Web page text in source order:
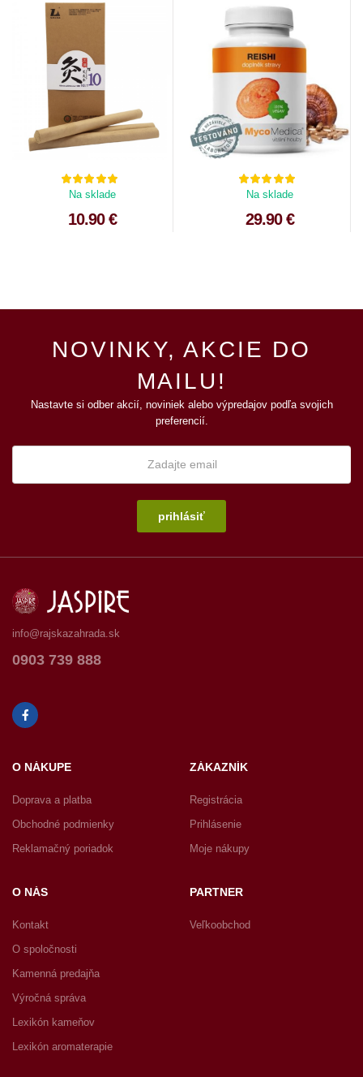
Na sklade
10.90 €
Na sklade
29.90 €
NOVINKY, AKCIE DO
MAILU!
Nastavte si odber akcií, noviniek alebo výpredajov podľa svojich
preferencií.
prihlásiť
info@rajskazahrada.sk
0903 739 888
O NÁKUPE
Doprava a platba
Obchodné podmienky
Reklamačný poriadok
ZÁKAZNÍK
Registrácia
Prihlásenie
Moje nákupy
O NÁS
Kontakt
O spoločnosti
Kamenná predajňa
Výročná správa
Lexikón kameňov
Lexikón aromaterapie
PARTNER
Veľkoobchod